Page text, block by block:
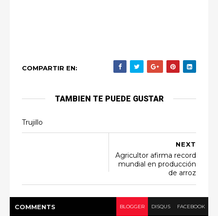
COMPARTIR EN:
TAMBIEN TE PUEDE GUSTAR
Trujillo
NEXT
Agricultor afirma record
mundial en producción
de arroz
COMMENTS BLOGGER DISQUS FACEBOOK